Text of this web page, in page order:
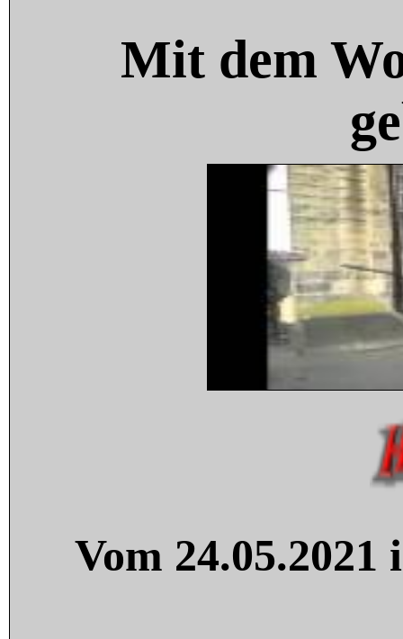
Mit dem
Vom 24.05.2021